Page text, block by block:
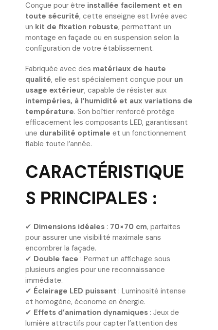
Conçue pour être installée facilement et en
toute sécurité, cette enseigne est livrée avec
un kit de fixation robuste, permettant un
montage en façade ou en suspension selon la
configuration de votre établissement.
Fabriquée avec des matériaux de haute
qualité, elle est spécialement conçue pour un
usage extérieur, capable de résister aux
intempéries, à l’humidité et aux variations de
température. Son boîtier renforcé protège
efficacement les composants LED, garantissant
une durabilité optimale et un fonctionnement
fiable toute l’année.
CARACTÉRISTIQUE
S PRINCIPALES :
✔ Dimensions idéales : 70×70 cm, parfaites
pour assurer une visibilité maximale sans
encombrer la façade.
✔ Double face : Permet un affichage sous
plusieurs angles pour une reconnaissance
immédiate.
✔ Éclairage LED puissant : Luminosité intense
et homogène, économe en énergie.
✔ Effets d’animation dynamiques : Jeux de
lumière attractifs pour capter l’attention des